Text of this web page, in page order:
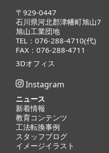
〒929-0447
石川県河北郡津幡町旭山7
旭山工業団地
TEL：076-288-4710(代)
FAX：076-288-4711
3Dオフィス
Instagram
ニュース
新着情報
教育コンテンツ
工法転換事例
スタッフブログ
イメージイラスト